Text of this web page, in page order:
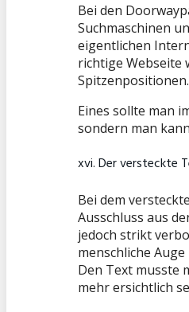
Bei den
Suchmaschinen
eigentlichen
richtige Webseite
Eines sollte man
sondern man
xvi. Der versteckte
Bei dem
Ausschluss aus
jedoch strikt
menschliche
Den Text musste
mehr ersichtlich